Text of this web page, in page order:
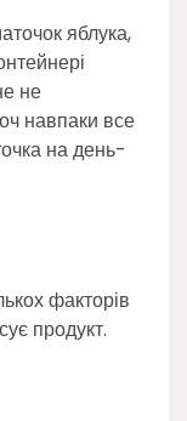
яблука,
не
навпаки все
на день-
факторів
продукт.